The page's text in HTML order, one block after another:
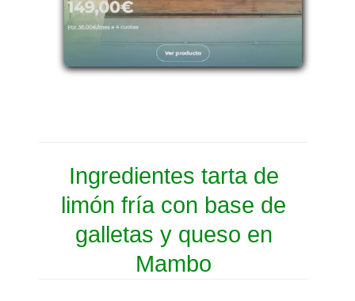
Ingredientes tarta de
limón fría con base de
galletas y queso en
Mambo